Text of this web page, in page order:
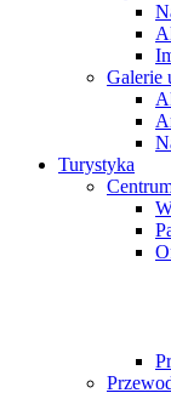
Galerie
Turystyka